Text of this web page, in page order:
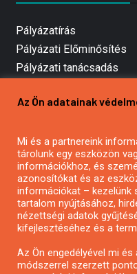
Pályázatírás
Pályázati Előminősítés
Pályázati tanácsadás
Mezőgazdasági
Pályázatírás civil
Pályázatírás
Pályázatfigyelés
Specifikus
Az Ön adatainak
Mi és a partnereink
tárolunk egy eszközön
információkhoz, és
azonosítókat és az
információkat – kezelünk
tartalom nyújtásához,
nézettségi adatok
kifejlesztéséhez és a
Az Ön engedélyével mi
módszerrel szerzett